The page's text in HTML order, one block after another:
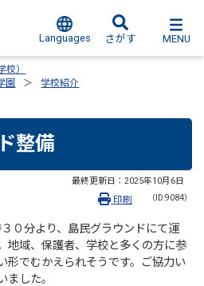
Languages さがす MENU
校）
園
学校紹介
整備
最終更新日： 2025年10月6日
（ID:9084）
印刷
０分より、 島民グラウンドにて運
地域、保護者、 学校と多くの方に参
形でむかえられそうです。ご協力い
ました。